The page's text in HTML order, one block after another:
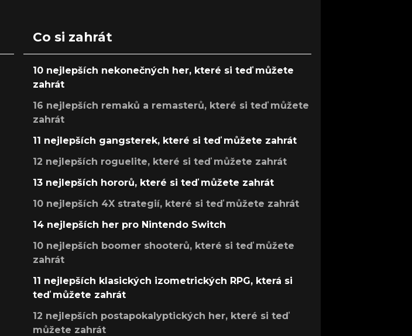
Co si zahrát
10 nejlepších nekonečných her, které si teď můžete
zahrát
16 nejlepších remaků a remasterů, které si teď můžete
zahrát
11 nejlepších gangsterek, které si teď můžete zahrát
12 nejlepších roguelite, které si teď můžete zahrát
13 nejlepších hororů, které si teď můžete zahrát
10 nejlepších 4X strategií, které si teď můžete zahrát
14 nejlepších her pro Nintendo Switch
10 nejlepších boomer shooterů, které si teď můžete
zahrát
11 nejlepších klasických izometrických RPG, která si
teď můžete zahrát
12 nejlepších postapokalyptických her, které si teď
můžete zahrát